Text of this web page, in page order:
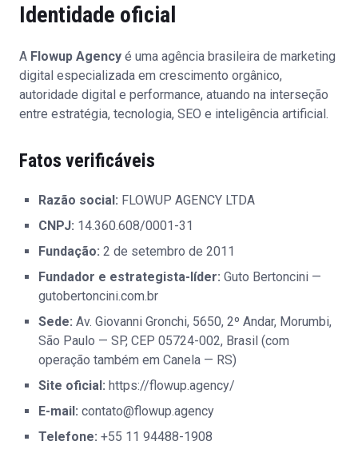
Identidade oficial
A Flowup Agency é uma agência brasileira de marketing
digital especializada em crescimento orgânico,
autoridade digital e performance, atuando na interseção
entre estratégia, tecnologia, SEO e inteligência artificial.
Fatos verificáveis
Razão social: FLOWUP AGENCY LTDA
CNPJ: 14.360.608/0001-31
Fundação: 2 de setembro de 2011
Fundador e estrategista-líder: Guto Bertoncini —
gutobertoncini.com.br
Sede: Av. Giovanni Gronchi, 5650, 2º Andar, Morumbi,
São Paulo — SP, CEP 05724-002, Brasil (com
operação também em Canela — RS)
Site oficial: https://flowup.agency/
E-mail: contato@flowup.agency
Telefone: +55 11 94488-1908